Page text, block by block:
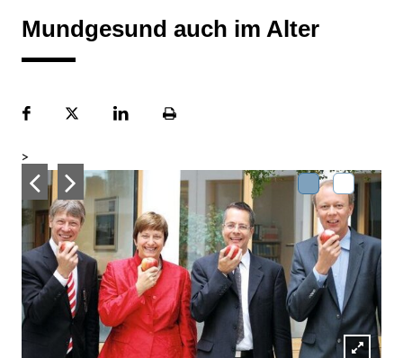
Mundgesund auch im Alter
FacebookPlattformLinekdInSeite
>